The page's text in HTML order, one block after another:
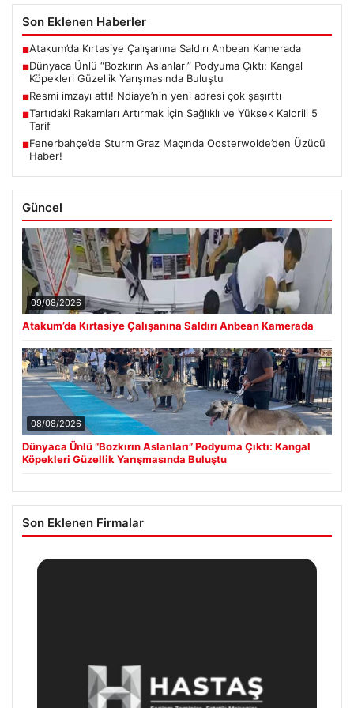
Son Eklenen Haberler
■Atakum’da Kırtasiye Çalışanına Saldırı Anbean Kamerada
■Dünyaca Ünlü “Bozkırın Aslanları” Podyuma Çıktı: Kangal
Köpekleri Güzellik Yarışmasında Buluştu
■Resmi imzayı attı! Ndiaye’nin yeni adresi çok şaşırttı
■Tartıdaki Rakamları Artırmak İçin Sağlıklı ve Yüksek Kalorili 5
Tarif
■Fenerbahçe’de Sturm Graz Maçında Oosterwolde’den Üzücü
Haber!
Güncel
09/08/2026
Atakum’da Kırtasiye Çalışanına Saldırı Anbean Kamerada
08/08/2026
Dünyaca Ünlü “Bozkırın Aslanları” Podyuma Çıktı: Kangal
Köpekleri Güzellik Yarışmasında Buluştu
Son Eklenen Firmalar